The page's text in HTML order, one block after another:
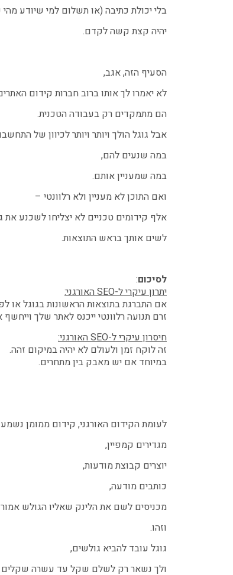
בלי יכולת כתיבה (או תשלום למי שיודע מהי
יהיה קצת קשה לקדם.
הסעיף הזה, אגב,
לא יאמרו לך אותו ברוב חברות קידום
הם מתמקדים רק בעבודה הטכנית.
אבל גוגל הולך ויותר ויותר לכיוון של
במה שנעים להם,
במה שמעניין אותם.
ואם התוכן לא מעניין ולא רלוונטי –
אלף קידומים טכניים לא יצליחו לשכנע את
לשים אותך בראש התוצאות.
לסיכום:
יתרון עיקרי ל-SEO האורגני:
אם התברגת בתוצאות הראשונות בגוגל או
זרם תנועה רלוונטי ייכנס לאתר שלך וייחשף
חיסרון עיקרי ל-SEO האורגני:
זה לוקח זמן ולעולם לא יהיה במיקום זהה.
במיוחד אם יש מאבק בין מתחרים.
לעומת הקידום האורגני, קידום ממומן
מגדירים קמפיין,
יוצרים קבוצת מודעות,
כותבים מודעה,
מכניסים לשם את הלינק שאליו הגולש
וזהו.
גוגל עובד להביא גולשים,
ולך נשאר רק לשלם שקל עד עשרה שקלים